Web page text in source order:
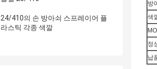
24/410의 손 방아쇠 스프레이어 플
라스틱 각종 색깔
방
색
정
납